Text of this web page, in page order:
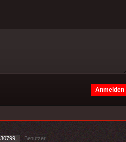
30799 Benutzer